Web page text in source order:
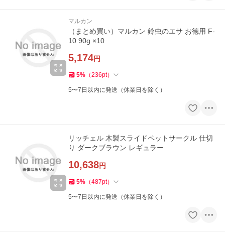
マルカン
（まとめ買い）マルカン 鈴虫のエサ お徳用 F-
10 90g ×10
5,174円
5% （236pt）
5〜7日以内に発送（休業日を除く）
リッチェル 木製スライドペットサークル 仕切
り ダークブラウン レギュラー
10,638円
5% （487pt）
5〜7日以内に発送（休業日を除く）